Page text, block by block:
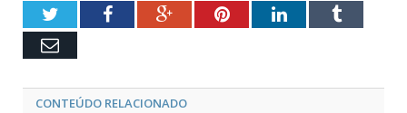
TwitterFacebookGoogle+PinterestLinkedInTumblr
Email
CONTEÚDO RELACIONADO